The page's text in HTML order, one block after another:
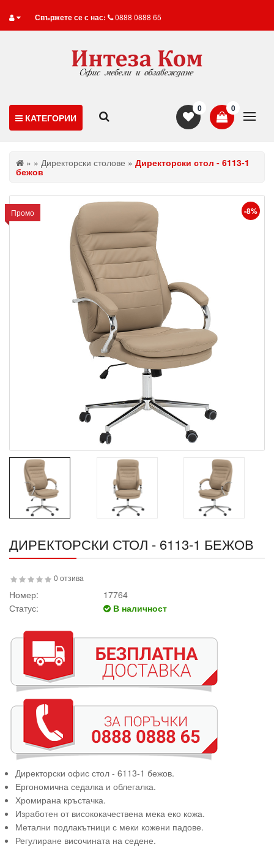
Свържете се с нас: 0888 0888 65
КАТЕГОРИИ
0
0
» » Директорски столове » Директорски стол - 6113-1
бежов
Промо -8%
ДИРЕКТОРСКИ СТОЛ - 6113-1 БЕЖОВ
0 отзива
Номер:
17764
Статус:
В наличност
Директорски офис стол - 6113-1 бежов.
Ергономична седалка и облегалка.
Хромирана кръстачка.
Изработен от висококачествена мека еко кожа.
Метални подлакътници с меки кожени падове.
Регулиране височината на седене.